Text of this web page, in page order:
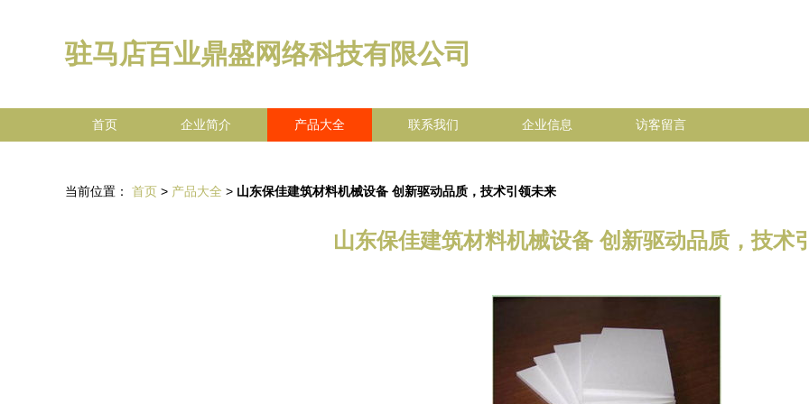
驻马店百业鼎盛网络科技有限公司
首页 企业简介 产品大全 联系我们 企业信息 访客留言
当前位置： 首页 > 产品大全 > 山东保佳建筑材料机械设备 创新驱动品质，技术引领未来
山东保佳建筑材料机械设备 创新驱动品质，技术